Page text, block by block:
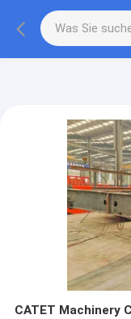
gtag('config', 'G-
CATET Machinery